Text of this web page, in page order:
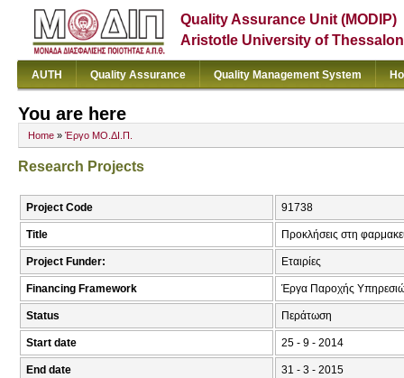
Quality Assurance Unit (MODIP)
Aristotle University of
AUTH Quality Assurance Quality Management System
You are here
Home » Έργο ΜΟ.ΔΙ.Π.
Research Projects
Project Code 91738
Title Προκλήσεις στη
Project Funder: Εταιρίες
Financing Framework Έργα Παροχής
Status Περάτωση
Start date 25 - 9 - 2014
End date 31 - 3 - 2015